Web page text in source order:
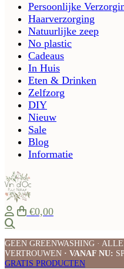
Persoonlijke
Haarverzorging
Natuurlijke zeep
No plastic
Cadeaus
In Huis
Eten & Drinken
Zelfzorg
DIY
Nieuw
Sale
Blog
Informatie
€0,00
GEEN GREENWASHING ·
VERTROUWEN · VANAF NU:
GRATIS PRODUCTEN